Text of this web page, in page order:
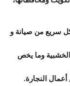
سريع من صيانة و
الخشبية وما يخص
النجارة.